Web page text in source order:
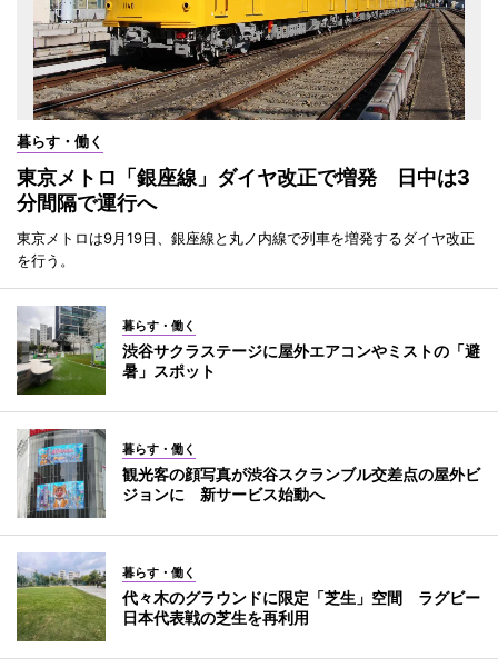
暮らす・働く
東京メトロ「銀座線」ダイヤ改正で増発 日中は3
分間隔で運行へ
東京メトロは9月19日、銀座線と丸ノ内線で列車を増発するダイヤ改正
を行う。
暮らす・働く
渋谷サクラステージに屋外エアコンやミストの「避
暑」スポット
暮らす・働く
観光客の顔写真が渋谷スクランブル交差点の屋外ビ
ジョンに 新サービス始動へ
暮らす・働く
代々木のグラウンドに限定「芝生」空間 ラグビー
日本代表戦の芝生を再利用